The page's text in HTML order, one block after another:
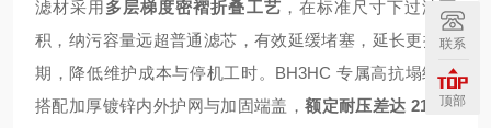
滤材采用 多层梯度密褶折叠工艺 ，在标准尺寸下过滤面
积，纳污容量远超普通滤芯，有效延缓堵塞，延长更换周
期，降低维护成本与停机工时。BH3HC 专属高抗塌结构
搭配加厚镀锌内外护网与加固端盖，额定耐压差达 210ba
联系
顶部